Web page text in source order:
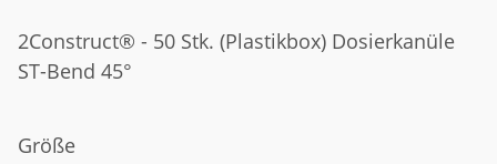
2Construct® - 50 Stk. (Plastikbox) Dosierkanüle
ST-Bend 45°
Größe